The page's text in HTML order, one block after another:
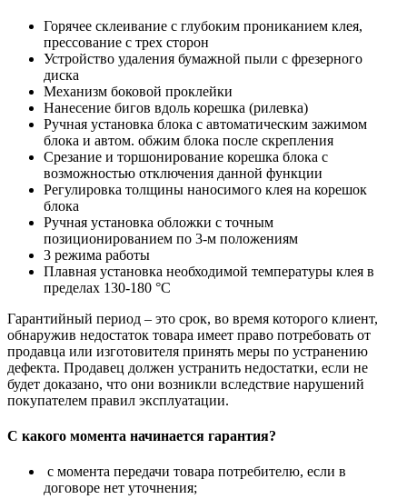
Горячее склеивание с глубоким прониканием клея,
прессование с трех сторон
Устройство удаления бумажной пыли с фрезерного
диска
Механизм боковой проклейки
Нанесение бигов вдоль корешка (рилевка)
Ручная установка блока с автоматическим зажимом
блока и автом. обжим блока после скрепления
Срезание и торшонирование корешка блока с
возможностью отключения данной функции
Регулировка толщины наносимого клея на корешок
блока
Ручная установка обложки с точным
позиционированием по 3-м положениям
3 режима работы
Плавная установка необходимой температуры клея в
пределах 130-180 °С
Гарантийный период – это срок, во время которого клиент,
обнаружив недостаток товара имеет право потребовать от
продавца или изготовителя принять меры по устранению
дефекта. Продавец должен устранить недостатки, если не
будет доказано, что они возникли вследствие нарушений
покупателем правил эксплуатации.
С какого момента начинается гарантия?
с момента передачи товара потребителю, если в
договоре нет уточнения;